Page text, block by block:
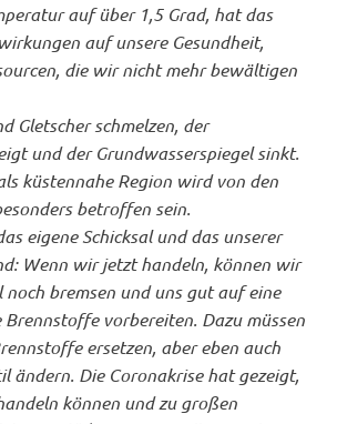
auf über 1,5 Grad, hat das
auf unsere Gesundheit,
die wir nicht mehr bewältigen
Gletscher schmelzen, der
und der Grundwasserspiegel sinkt.
küstennahe Region wird von den
betroffen sein.
eigene Schicksal und das unserer
Wenn wir jetzt handeln, können wir
bremsen und uns gut auf eine
vorbereiten. Dazu müssen
ersetzen, aber eben auch
ändern. Die Coronakrise hat gezeigt,
können und zu großen